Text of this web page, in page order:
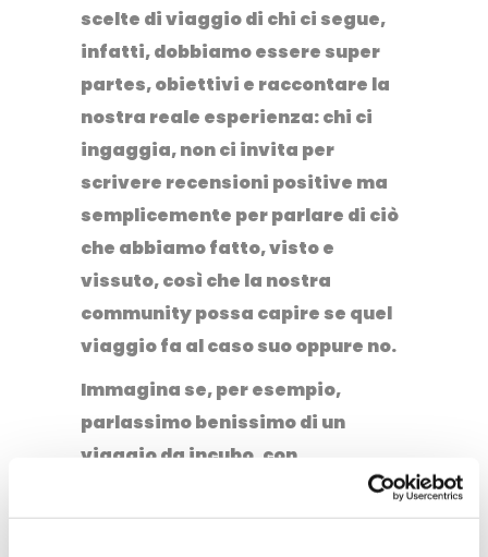
scelte di viaggio di chi ci segue,
infatti, dobbiamo essere super
partes, obiettivi e raccontare la
nostra reale esperienza: chi ci
ingaggia, non ci invita per
scrivere recensioni positive ma
semplicemente per parlare di ciò
che abbiamo fatto, visto e
vissuto, così che la nostra
community possa capire se quel
viaggio fa al caso suo oppure no.
Immagina se, per esempio,
parlassimo benissimo di un
viaggio da incubo, con
scarsa qualità: le persone che